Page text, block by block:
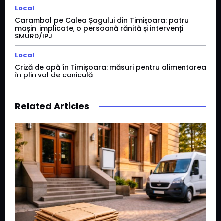
Local
Carambol pe Calea Șagului din Timișoara: patru
mașini implicate, o persoană rănită și intervenții
SMURD/IPJ
Local
Criză de apă în Timișoara: măsuri pentru alimentarea
în plin val de caniculă
Related Articles